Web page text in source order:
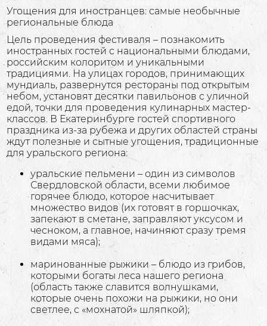
Угощения для иностранцев: самые необычные
региональные блюда
Цель проведения фестиваля – познакомить
иностранных гостей с национальными блюдами,
российским колоритом и уникальными
традициями. На улицах городов, принимающих
мундиаль, развернутся рестораны под открытым
небом, установят десятки павильонов с уличной
едой, точки для проведения кулинарных мастер-
классов. В Екатеринбурге гостей спортивного
праздника из-за рубежа и других областей страны
ждут полезные и сытные угощения, традиционные
для уральского региона:
уральские пельмени – один из символов
Свердловской области, всеми любимое
горячее блюдо, которое насчитывает
множество видов (их готовят в горшочках,
запекают в сметане, заправляют уксусом и
чесноком, а главное, начиняют сразу тремя
видами мяса);
маринованные рыжики – блюдо из грибов,
которыми богаты леса нашего региона
(область также славится волнушками,
которые очень похожи на рыжики, но они
светлее, с «мохнатой» шляпкой);